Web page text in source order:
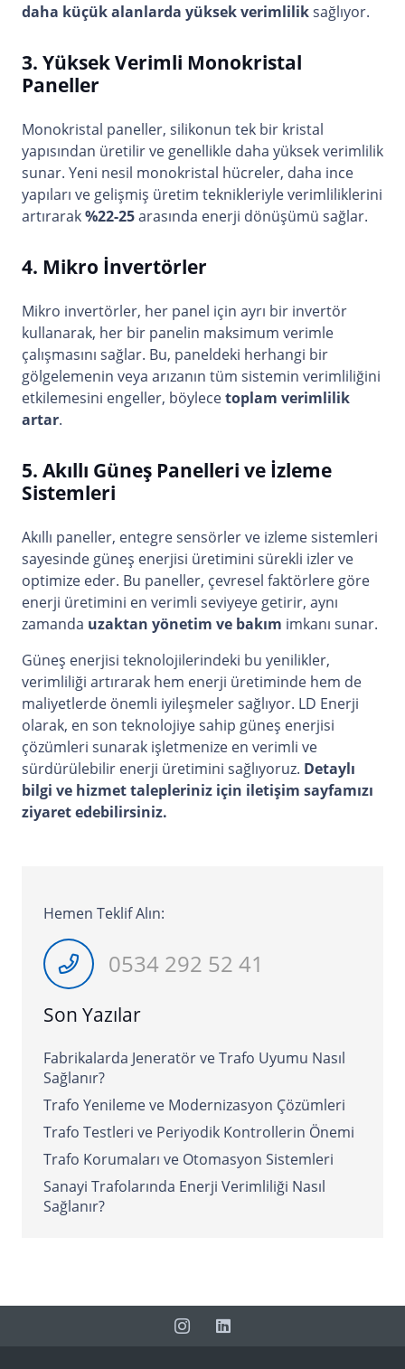
daha küçük alanlarda yüksek verimliliksağlıyor.
3. Yüksek Verimli Monokristal
Paneller
Monokristal paneller, silikonun tek bir kristal
yapısından üretilir ve genellikle daha yüksek verimlilik
sunar. Yeni nesil monokristal hücreler, daha ince
yapıları ve gelişmiş üretim teknikleriyle verimliliklerini
artırarak%22-25arasında enerji dönüşümü sağlar.
4. Mikro İnvertörler
Mikro invertörler, her panel için ayrı bir invertör
kullanarak, her bir panelin maksimum verimle
çalışmasını sağlar. Bu, paneldeki herhangi bir
gölgelemenin veya arızanın tüm sistemin verimliliğini
etkilemesini engeller, böylecetoplam verimlilik
artar.
5. Akıllı Güneş Panelleri ve İzleme
Sistemleri
Akıllı paneller, entegre sensörler ve izleme sistemleri
sayesinde güneş enerjisi üretimini sürekli izler ve
optimize eder. Bu paneller, çevresel faktörlere göre
enerji üretimini en verimli seviyeye getirir, aynı
zamanda uzaktan yönetim ve bakım imkanı sunar.
Güneş enerjisi teknolojilerindeki bu yenilikler,
verimliliği artırarak hem enerji üretiminde hem de
maliyetlerde önemli iyileşmeler sağlıyor. LD Enerji
olarak, en son teknolojiye sahip güneş enerjisi
çözümleri sunarak işletmenize en verimli ve
sürdürülebilir enerji üretimini sağlıyoruz. Detaylı
bilgi ve hizmet talepleriniz için iletişim sayfamızı
ziyaret edebilirsiniz.
Hemen Teklif Alın:
0534 292 52 41
Son Yazılar
Fabrikalarda Jeneratör ve Trafo Uyumu Nasıl
Sağlanır?
Trafo Yenileme ve Modernizasyon Çözümleri
Trafo Testleri ve Periyodik Kontrollerin Önemi
Trafo Korumaları ve Otomasyon Sistemleri
Sanayi Trafolarında Enerji Verimliliği Nasıl
Sağlanır?